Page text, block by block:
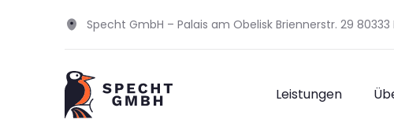
Specht GmbH – Palais am Obelisk Briennerstr. 29
Leistungen